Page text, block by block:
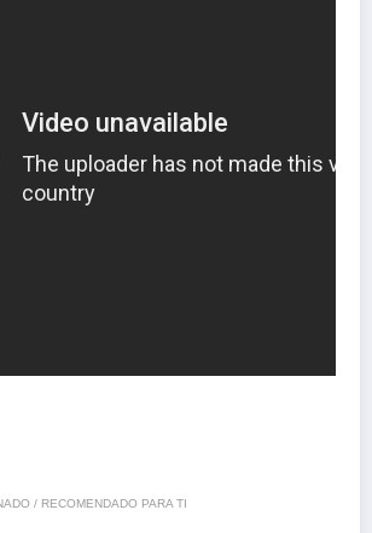
/ RECOMENDADO PARA TI